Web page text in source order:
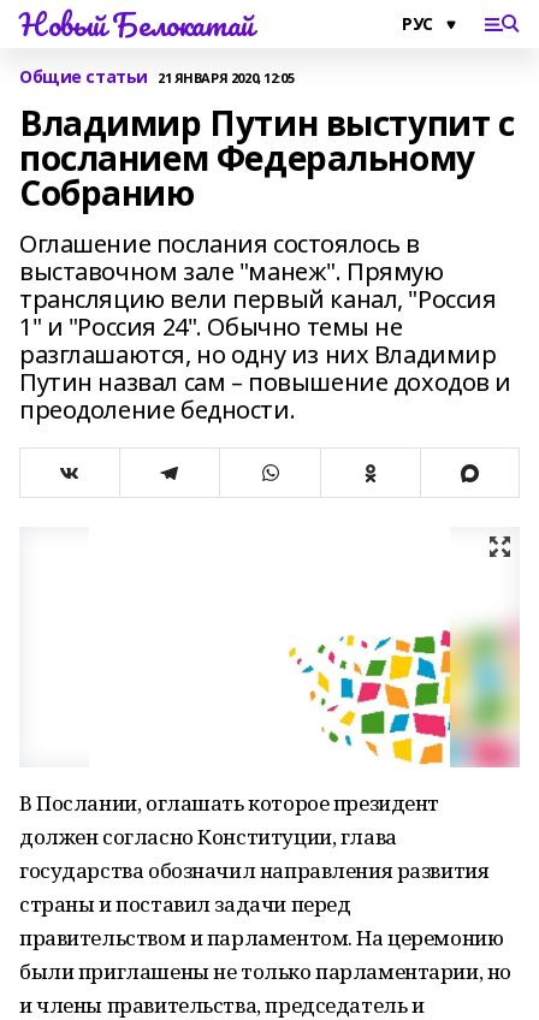
Новый Белокатай
Общие статьи 21 ЯНВАРЯ 2020, 12:05
Владимир Путин выступит c
посланием Федеральному
Собранию
Оглашение послания состоялось в
выставочном зале "манеж". Прямую
трансляцию вели первый канал, "Россия
1" и "Россия 24". Обычно темы не
разглашаются, но одну из них Владимир
Путин назвал сам – повышение доходов и
преодоление бедности.
В Послании, оглашать которое президент
должен согласно Конституции, глава
государства обозначил направления развития
страны и поставил задачи перед
правительством и парламентом. На церемонию
были приглашены не только парламентарии, но
и члены правительства, председатель и